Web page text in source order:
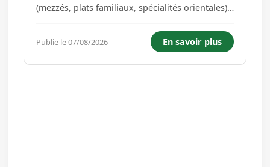
(mezzés, plats familiaux, spécialités orientales),
accueillante recherche un(e) Plongeur / Aide
Cuisine pour rejoindre son équipe. Sous la
responsabilité de la cuisi...
Publie le 07/08/2026 En savoir plus